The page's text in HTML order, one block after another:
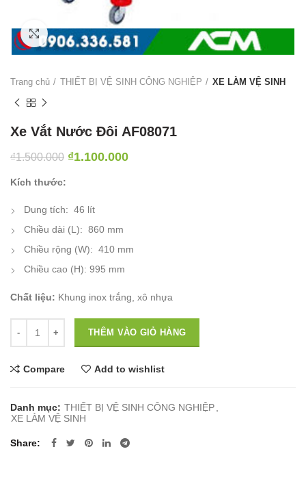
Click to enlarge
Trang chủ THIẾT BỊ VỆ SINH CÔNG NGHIỆP XE LÀM VỆ SINH
Xe Vắt Nước Đôi AF08071
₫1.500.000 ₫1.100.000
Kích thước:
Dung tích: 46 lít
Chiều dài (L): 860 mm
Chiều rộng (W): 410 mm
Chiều cao (H): 995 mm
Chất liệu: Khung inox trắng, xô nhựa
THÊM VÀO GIỎ HÀNG
Compare Add to wishlist
Danh mục: THIẾT BỊ VỆ SINH CÔNG NGHIỆP
XE LÀM VỆ SINH
Share